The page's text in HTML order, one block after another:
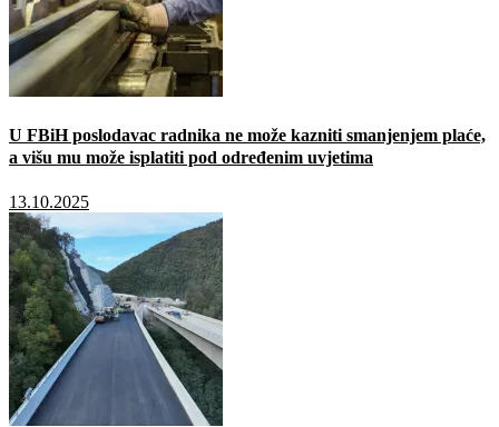
U FBiH poslodavac radnika ne može kazniti smanjenjem plaće,
a višu mu može isplatiti pod određenim uvjetima
13.10.2025